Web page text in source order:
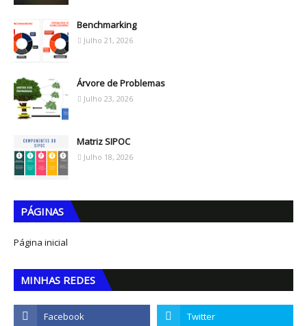
Benchmarking
Julho 21, 2026
Árvore de Problemas
Julho 23, 2026
Matriz SIPOC
Julho 18, 2026
PÁGINAS
Página inicial
MINHAS REDES